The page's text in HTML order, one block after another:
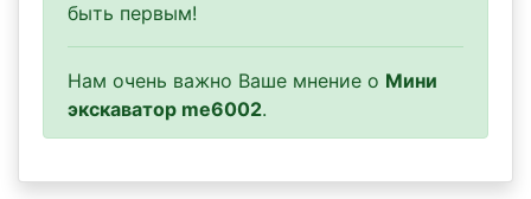
быть первым!
Нам очень важно Ваше мнение о Мини
экскаватор me6002.